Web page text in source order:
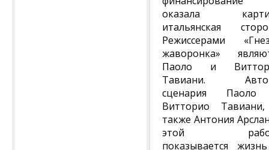
оказала
итальянская
Режиссерами
жаворонка»
Паоло и
Тавиани.
сценария
Витторио
также Антония
этой
показывается